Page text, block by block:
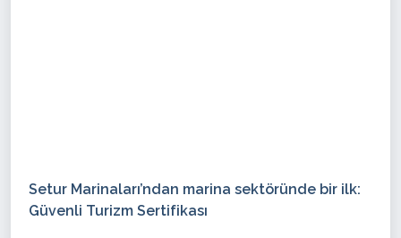
Setur Marinaları’ndan marina sektöründe bir ilk:
Güvenli Turizm Sertifikası